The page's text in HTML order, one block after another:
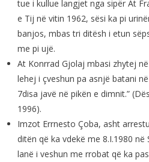
tue i kullue langjet nga sipër At
e Tij në vitin 1962, sësi ka pi
banjos, mbas tri ditësh i etun
me pi ujë.
At Konrrad Gjolaj mbasi zhytej
lehej i çveshun pa asnjë batani
7disa javë në pikën e dimnit.”
1996).
Imzot Errnesto Çoba, asht
ditën që ka vdekë me 8.I.1980
lanë i veshun me rrobat që ka